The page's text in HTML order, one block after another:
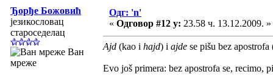
Ђорђе Божовић
језикословац
староседелац
Ван
мреже
Одг: 'n'
« Одговор #12 у: 23.58 ч. 13.12.2009. »
Ajd (kao i hajd) i ajde se pišu bez
Evo još primera: bez apostrofa se,